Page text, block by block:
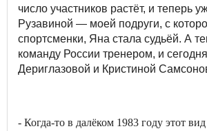
число участников растёт, и
Рузавиной — моей подруги, с
спортсменки, Яна стала судьёй. А
команду России тренером, и
Дериглазовой и Кристиной
- Когда-то в далёком 1983 году этот